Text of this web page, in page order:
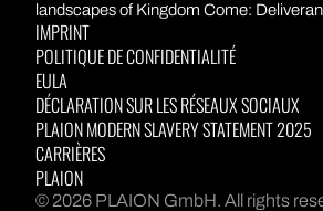
landscapes of Kingdom Come:
IMPRINT
POLITIQUE DE CONFIDENTIALITÉ
EULA
DÉCLARATION SUR LES RÉSEAUX SOCIAUX
PLAION MODERN SLAVERY STATEMENT 2025
CARRIÈRES
PLAION
© 2026 PLAION GmbH. All rights